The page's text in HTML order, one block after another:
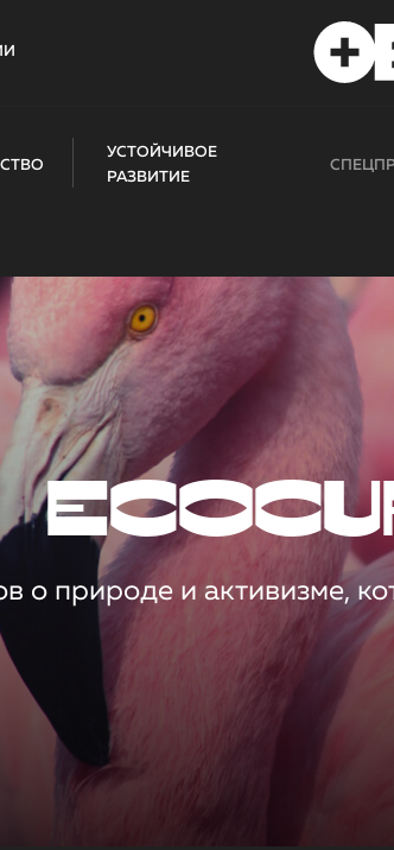
УСТОЙЧИВОЕ
РАЗВИТИЕ
о природе и активизме,